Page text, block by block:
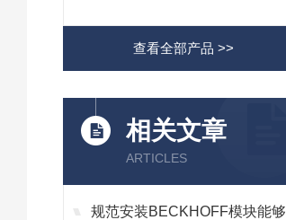
查看全部产品 >>
相关文章
ARTICLES
规范安装BECKHOFF模块能够